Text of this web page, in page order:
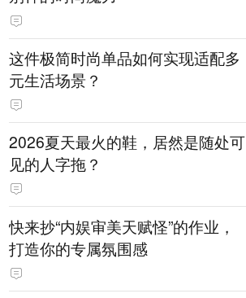
这件极简时尚单品如何实现适配多
元生活场景？
2026夏天最火的鞋，居然是随处可
见的人字拖？
快来抄“内娱审美天赋怪”的作业，
打造你的专属氛围感